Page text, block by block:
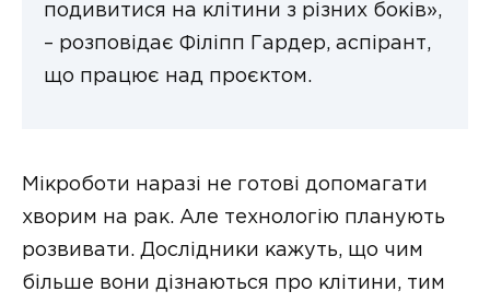
подивитися на клітини з різних боків»,
– розповідає Філіпп Гардер, аспірант,
що працює над проєктом.
Мікроботи наразі не готові допомагати
хворим на рак. Але технологію планують
розвивати. Дослідники кажуть, що чим
більше вони дізнаються про клітини, тим